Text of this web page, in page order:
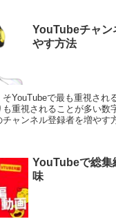
YouTubeチャン
やす方法
YouTubeで最も重視され
重視されることが多い数
ャンネル登録者を増やす
YouTubeで総集
味